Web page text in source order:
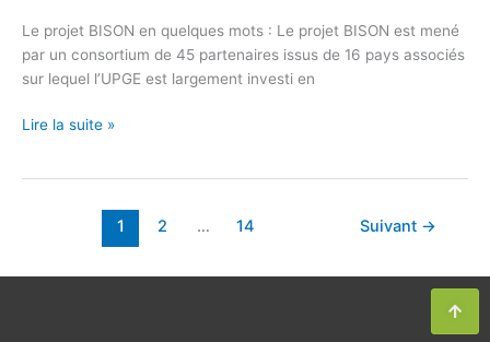
Le projet BISON en quelques mots : Le projet BISON est mené
par un consortium de 45 partenaires issus de 16 pays associés
sur lequel l’UPGE est largement investi en
Lire la suite »
1 2 … 14 Suivant →